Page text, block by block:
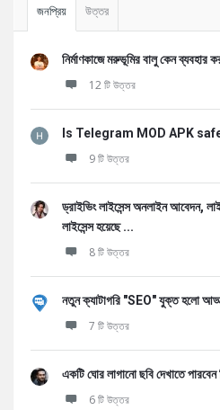
জনপ্রিয় উত্তর
নির্মাণকাজে মরুভূমির বালু কেন ব্যবহার
12 টি উত্তর
Is Telegram MOD APK
9 টি উত্তর
ড্রাইভিং লাইসেন্স অনলাইন আবেদন,
লাইসেন্স হয়েছে ...
8 টি উত্তর
নতুন ক্যাটাগরি "SEO" যুক্ত হলো
7 টি উত্তর
একটি ঘোর লাগানো ছবি দেখাতে পারবেন
6 টি উত্তর